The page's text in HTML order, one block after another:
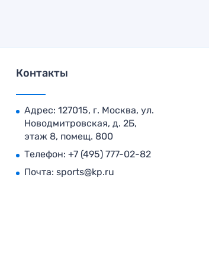
Контакты
Адрес: 127015, г. Москва, ул.
Новодмитровская, д. 2Б,
этаж 8, помещ. 800
Телефон: +7 (495) 777-02-82
Почта: sports@kp.ru